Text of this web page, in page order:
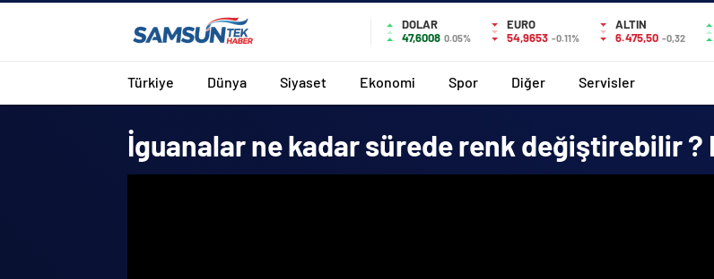
DOLAR
47,6008 0.05%
EURO
54,9653 -0.11%
ALTIN
6.475,50 -0,32
Türkiye Dünya Siyaset Ekonomi Spor Diğer Servisler
İguanalar ne kadar sürede renk değiştirebilir